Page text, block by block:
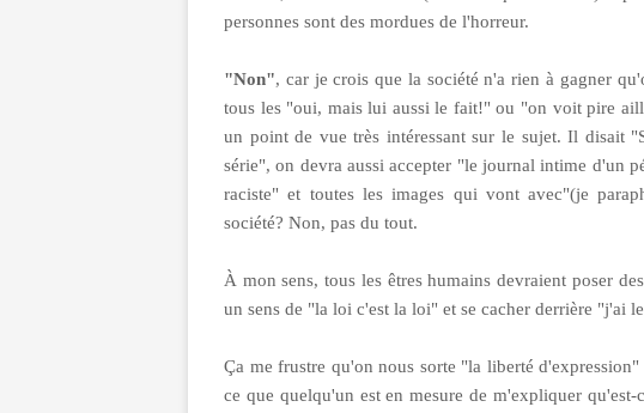
personnes sont des mordues de l'horreur.
"Non", car je crois que la société n'a rien à gagner
tous les "oui, mais lui aussi le fait!" ou "on voit pire
un point de vue très intéressant sur le sujet. Il disait
série", on devra aussi accepter "le journal intime d'un
raciste" et toutes les images qui vont avec"(je
société? Non, pas du tout.
À mon sens, tous les êtres humains devraient poser
un sens de "la loi c'est la loi" et se cacher derrière "j'ai
Ça me frustre qu'on nous sorte "la liberté
ce que quelqu'un est en mesure de m'expliquer